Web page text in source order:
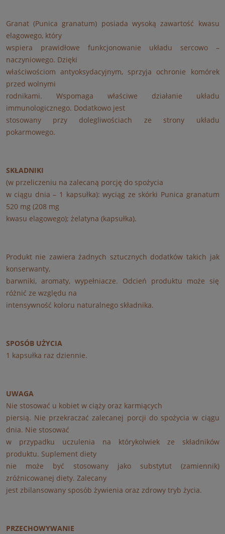
Granat (Punica granatum) posiada wysoką zawartość kwasu
elagowego, który
wspiera prawidłowe funkcjonowanie układu sercowo –
naczyniowego. Dzięki
właściwościom antyoksydacyjnym, sprzyja ochronie komórek
przed wolnymi
rodnikami. Wspomaga właściwe działanie układu
immunologicznego. Dodatkowo jest
stosowany przy dolegliwościach ze strony układu
pokarmowego.
SKŁADNIKI
(w przeliczeniu na zalecaną porcję do spożycia
w ciągu dnia – 1 kapsułka): wyciąg ze skórki Punica granatum
520 mg (208 mg
kwasu elagowego); żelatyna (kapsułka).
Produkt nie zawiera żadnych sztucznych dodatków takich jak
konserwanty,
barwniki, aromaty, wypełniacze. Odcień produktu może się
różnić ze względu na
intensywność koloru naturalnego składnika.
SPOSÓB UŻYCIA
1 kapsułka raz dziennie.
UWAGA
Nie stosować u kobiet w ciąży oraz karmiących
piersią. Nie przekraczać zalecanej porcji do spożycia w ciągu
dnia. Nie stosować
w przypadku uczulenia na którykolwiek ze składników
produktu. Suplement diety
nie może być stosowany jako substytut (zamiennik)
zróżnicowanej diety. Zalecany
jest zbilansowany sposób żywienia oraz zdrowy tryb życia.
PRZECHOWYWANIE